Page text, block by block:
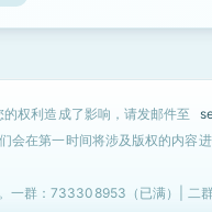
权利造成了影响，请发邮件至
会在第一时间将涉及版权的内容进
一群：733308953（已满）| 二